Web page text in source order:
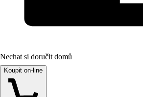
Nechat si doručit domů
Koupit on-line